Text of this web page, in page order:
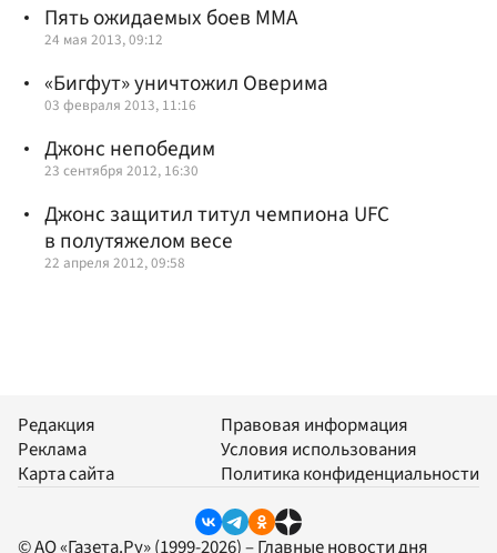
Пять ожидаемых боев ММА
24 мая 2013, 09:12
«Бигфут» уничтожил Оверима
03 февраля 2013, 11:16
Джонс непобедим
23 сентября 2012, 16:30
Джонс защитил титул чемпиона UFC
в полутяжелом весе
22 апреля 2012, 09:58
Редакция
Реклама
Карта сайта
Правовая информация
Условия использования
Политика конфиденциальности
© АО «Газета.Ру» (1999-2026) – Главные новости дня